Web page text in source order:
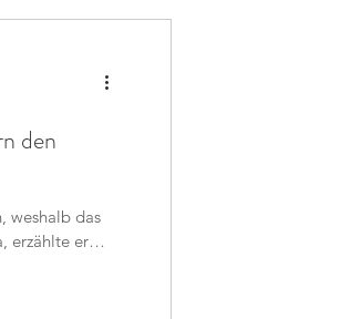
den
weshalb das
erzählte er